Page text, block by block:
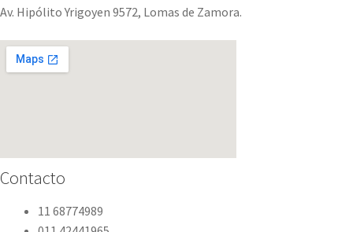
Av. Hipólito Yrigoyen 9572, Lomas de Zamora.
Contacto
11 68774989